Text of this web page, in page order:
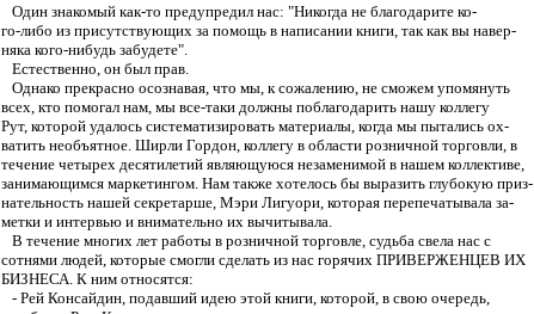
Один знакомый как-то предупредил нас: "Никогда не благодарите ко-
го-либо из присутствующих за помощь в написании книги, так как вы навер-
няка кого-нибудь забудете".
Естественно, он был прав.
Однако прекрасно осознавая, что мы, к сожалению, не сможем упомянуть
всех, кто помогал нам, мы все-таки должны поблагодарить нашу коллегу
Рут, которой удалось систематизировать материалы, когда мы пытались ох-
ватить необъятное. Ширли Гордон, коллегу в области розничной торговли, в
течение четырех десятилетий являющуюся незаменимой в нашем коллективе,
занимающимся маркетингом. Нам также хотелось бы выразить глубокую приз-
нательность нашей секретарше, Мэри Лигуори, которая перепечатывала за-
метки и интервью и внимательно их вычитывала.
В течение многих лет работы в розничной торговле, судьба свела нас с
сотнями людей, которые смогли сделать из нас горячих ПРИВЕРЖЕНЦЕВ ИХ
БИЗНЕСА. К ним относятся:
- Рей Консайдин, подавший идею этой книги, которой, в свою очередь,